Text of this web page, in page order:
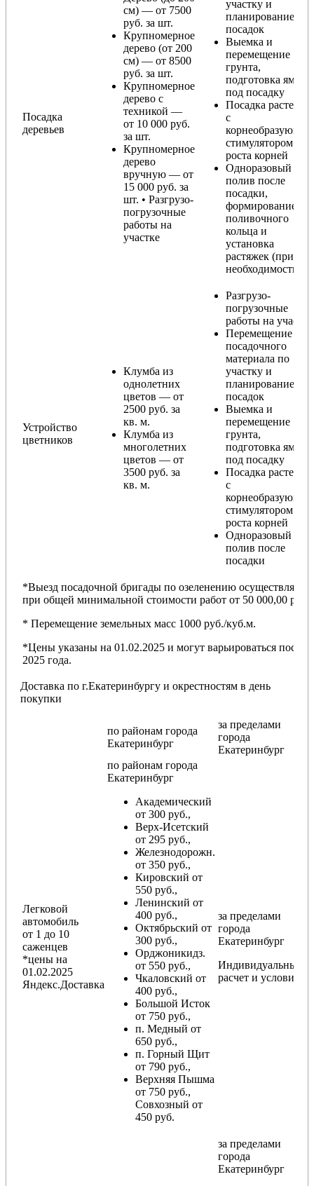
Посадка
деревьев
см) — от 7500
руб. за шт.
Крупномерное
дерево (от 200
см) — от 8500
руб. за шт.
Крупномерное
дерево с
техникой —
от 10 000 руб.
за шт.
Крупномерное
дерево
вручную — от
15 000 руб. за
шт. • Разгрузо-
погрузочные
работы на
участке
участку и
планирование
посадок
Выемка и
перемещение
грунта,
подготовка ямы
под посадку
Посадка растения
с
корнеобразующим
стимулятором
роста корней
Одноразовый
полив после
посадки,
формирование
поливочного
кольца и
установка
растяжек (при
необходимости)
Устройство
цветников
Клумба из
однолетних
цветов — от
2500 руб. за
кв. м.
Клумба из
многолетних
цветов — от
3500 руб. за
кв. м.
Разгрузо-
погрузочные
работы на участке
Перемещение
посадочного
материала по
участку и
планирование
посадок
Выемка и
перемещение
грунта,
подготовка ямы
под посадку
Посадка растений
с
корнеобразующим
стимулятором
роста корней
Одноразовый
полив после
посадки
*Выезд посадочной бригады по озеленению осуществляется
при общей минимальной стоимости работ от 50 000,00 руб.
* Перемещение земельных масс 1000 руб./куб.м.
*Цены указаны на 01.02.2025 и могут варьироваться после
2025 года.
Доставка по г.Екатеринбургу и окрестностям в день
покупки
по районам города
Екатеринбург
за пределами
города
Екатеринбург
Легковой
автомобиль
от 1 до 10
саженцев
*цены на
01.02.2025
Яндекс.Доставка
по районам города
Екатеринбург
Академический
от 300 руб.,
Верх-Исетский
от 295 руб.,
Железнодорожн.
от 350 руб.,
Кировский от
550 руб.,
Ленинский от
400 руб.,
Октябрьский от
300 руб.,
Орджоникидз.
от 550 руб.,
Чкаловский от
400 руб.,
Большой Исток
от 750 руб.,
п. Медный от
650 руб.,
п. Горный Щит
от 790 руб.,
Верхняя Пышма
от 750 руб.,
Совхозный от
450 руб.
за пределами
города
Екатеринбург
Индивидуальный
расчет и условия
за пределами
города
Екатеринбург